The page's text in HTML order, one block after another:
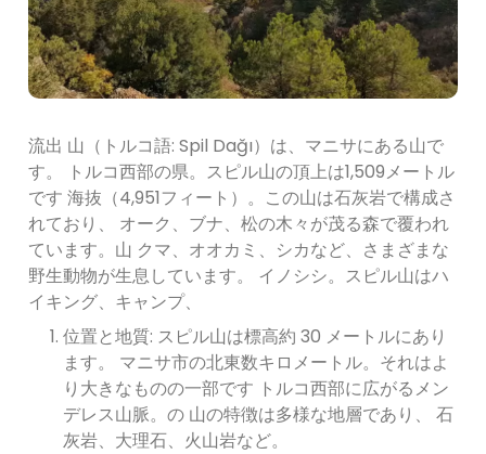
流出 山（トルコ語: Spil Dağı）は、マニサにある山で
す。 トルコ西部の県。スピル山の頂上は1,509メートル
です 海抜（4,951フィート）。この山は石灰岩で構成さ
れており、 オーク、ブナ、松の木々が茂る森で覆われ
ています。山 クマ、オオカミ、シカなど、さまざまな
野生動物が生息しています。 イノシシ。スピル山はハ
イキング、キャンプ、
位置と地質: スピル山は標高約 30 メートルにあり
ます。 マニサ市の北東数キロメートル。それはよ
り大きなものの一部です トルコ西部に広がるメン
デレス山脈。の 山の特徴は多様な地層であり、 石
灰岩、大理石、火山岩など。